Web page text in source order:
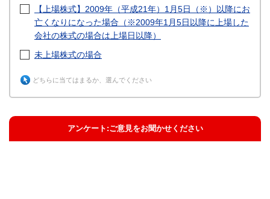
【上場株式】2009年（平成21年）1月5日（※）以降にお
亡くなりになった場合（※2009年1月5日以降に上場した
会社の株式の場合は上場日以降）
未上場株式の場合
どちらに当てはまるか、選んでください
アンケート:ご意見をお聞かせください